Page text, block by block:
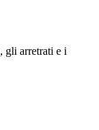
, gli arretrati e i